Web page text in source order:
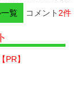
覧
コメント2件
】